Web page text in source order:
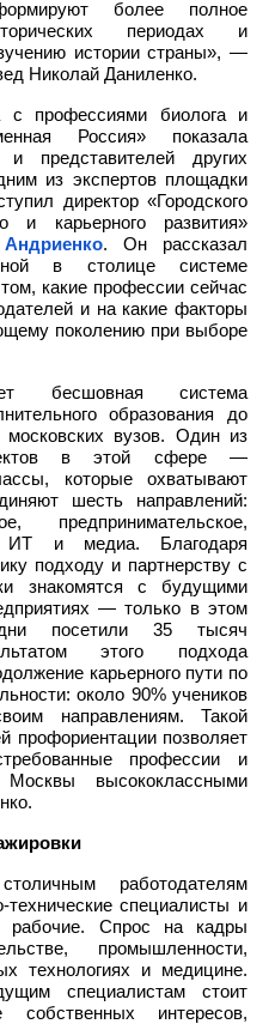
более полное
периодах и
истории страны», —
Николай Даниленко.
профессиями биолога и
Россия» показала
и представителей других
из экспертов площадки
директор «Городского
и карьерного развития»
Андриенко. Он рассказал
в столице системе
какие профессии сейчас
и на какие факторы
поколению при выборе
бесшовная система
образования до
московских вузов. Один из
в этой сфере —
которые охватывают
шесть направлений:
предпринимательское,
ИТ и медиа. Благодаря
подходу и партнерству с
знакомятся с будущими
— только в этом
посетили 35 тысяч
этого подхода
карьерного пути по
около 90% учеников
направлениям. Такой
профориентации позволяет
профессии и
Москвы высококлассными
работодателям
специалисты и
рабочие. Спрос на кадры
промышленности,
технологиях и медицине.
специалистам стоит
собственных интересов,